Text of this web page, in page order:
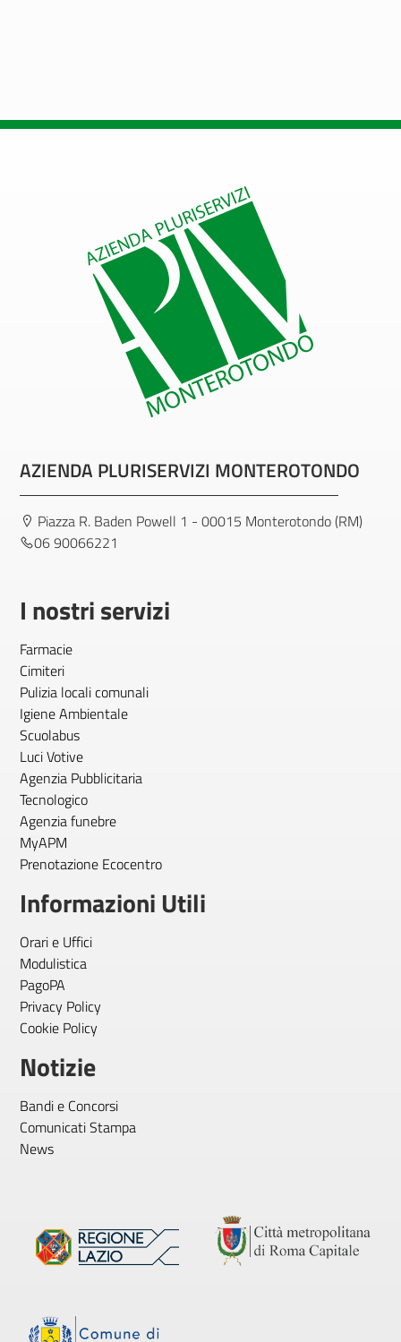
AZIENDA PLURISERVIZI MONTEROTONDO
Piazza R. Baden Powell 1 - 00015 Monterotondo (RM)
06 90066221
I nostri servizi
Farmacie
Cimiteri
Pulizia locali comunali
Igiene Ambientale
Scuolabus
Luci Votive
Agenzia Pubblicitaria
Tecnologico
Agenzia funebre
MyAPM
Prenotazione Ecocentro
Informazioni Utili
Orari e Uffici
Modulistica
PagoPA
Privacy Policy
Cookie Policy
Notizie
Bandi e Concorsi
Comunicati Stampa
News